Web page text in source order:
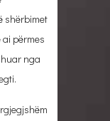
shërbimet
ai përmes
nga